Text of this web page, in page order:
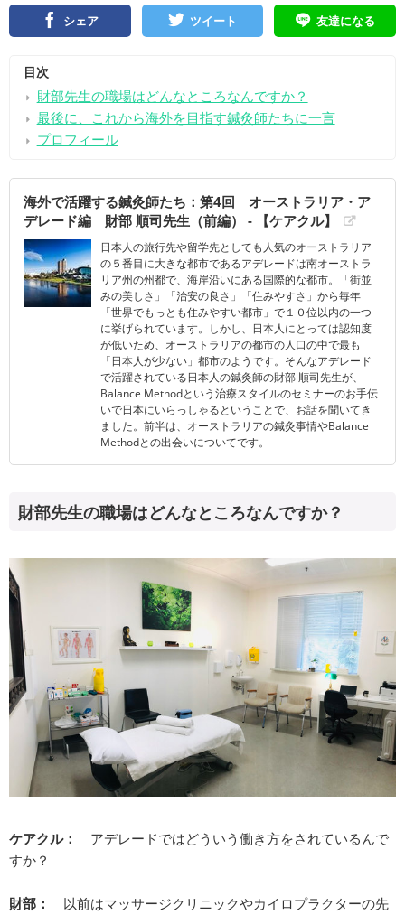
シェア ツイート 友達になる
目次
財部先生の職場はどんなところなんですか？
最後に、これから海外を目指す鍼灸師たちに一言
プロフィール
海外で活躍する鍼灸師たち：第4回 オーストラリア・ア
デレード編 財部 順司先生（前編） - 【ケアクル】
日本人の旅行先や留学先としても人気のオーストラリア
の５番目に大きな都市であるアデレードは南オーストラ
リア州の州都で、海岸沿いにある国際的な都市。「街並
みの美しさ」「治安の良さ」「住みやすさ」から毎年
「世界でもっとも住みやすい都市」で１０位以内の一つ
に挙げられています。しかし、日本人にとっては認知度
が低いため、オーストラリアの都市の人口の中で最も
「日本人が少ない」都市のようです。そんなアデレード
で活躍されている日本人の鍼灸師の財部 順司先生が、
Balance Methodという治療スタイルのセミナーのお手伝
いで日本にいらっしゃるということで、お話を聞いてき
ました。前半は、オーストラリアの鍼灸事情やBalance
Methodとの出会いについてです。
財部先生の職場はどんなところなんですか？
ケアクル：
アデレードではどういう働き方をされているんで
すか？
財部：
以前はマッサージクリニックやカイロプラクターの先